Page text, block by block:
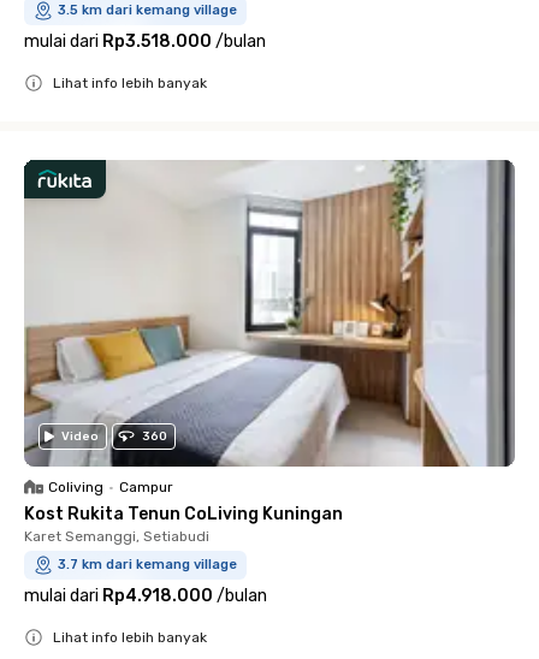
3.5 km dari kemang village
mulai dari Rp3.518.000 /bulan
Lihat info lebih banyak
Video 360
Coliving • Campur
Kost Rukita Tenun CoLiving Kuningan
Karet Semanggi, Setiabudi
3.7 km dari kemang village
mulai dari Rp4.918.000 /bulan
Lihat info lebih banyak